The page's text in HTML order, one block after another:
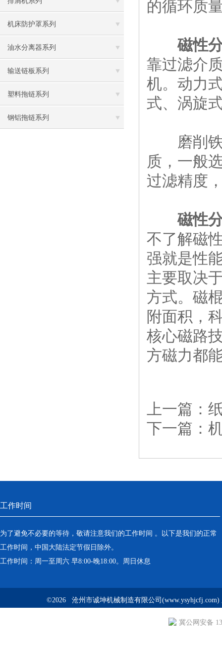
机床防护罩系列
油水分离器系列
输送链板系列
塑料拖链系列
钢铝拖链系列
的循环质
磁性
靠过滤介
机。动力
式、涡旋
磨削铁
质，一般
过滤精度
磁性
不了解磁
强就是性
主要取决
方式。磁
附面积，
核心磁路
方磁力都
上一篇：
下一篇：
工作时间
为了避免不必要的等待，敬请注意我们的工作时间 。以下是我们的正常
工作时间，中国大陆法定节假日除外。
工作时间：周一至周六 早8:00-晚18:00。周日休息
©2026 沧州市诚坤机械制造有限公司
冀公网安备